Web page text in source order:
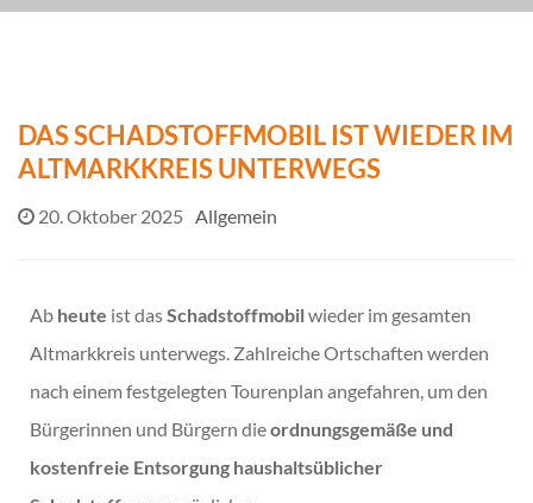
DAS SCHADSTOFFMOBIL IST WIEDER IM
ALTMARKKREIS UNTERWEGS
20. Oktober 2025 Allgemein
Ab heute ist dasSchadstoffmobilwieder im gesamten
Altmarkkreis unterwegs. Zahlreiche Ortschaften werden
nach einem festgelegten Tourenplan angefahren, um den
Bürgerinnen und Bürgern dieordnungsgemäße und
kostenfreie Entsorgung haushaltsüblicher